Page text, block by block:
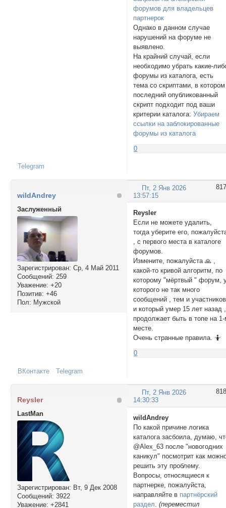
форумов для владельцев
партнерок
Однако в данном случае
нарушений на форуме не
выявлено.
На крайний случай, если
необходимо убрать какие-
форумы из каталога, есть
тема со скриптами, в котором
последний опубликованный
скрипт подходит под ваши
критерии каталога:Убираем
ссылки на заблокированные
форумы из каталога
0
Telegram
817
Пт, 2 Янв 2026
13:57:15
wildAndrey
Заслуженный
Зарегистрирован: Ср, 4 Май 2011
Сообщений: 259
Уважение: +20
Позитив: +46
Пол: Мужской
Reysler
Если не можете удалить,
тогда уберите его,
, с первого места в каталоге
форумов.
Измените, пожалуйста 🙏 ,
какой-то кривой алгоритм, по
которому "мёртвый " форум,
которого не так много
сообщений , тем и участников
и который умер 15 лет назад ,
продолжает быть в топе на
месте.
Очень странные правила. 🤷
0
ВКонтакте Telegram
818
Пт, 2 Янв 2026
14:30:33
Reysler
LastMan
Зарегистрирован: Вт, 9 Дек 2008
Сообщений: 3922
Уважение: +2841
wildAndrey
По какой причине логика
каталога засбоила, думаю,
@Alex_63 после "новогодних
каникул" посмотрит как
решить эту проблему.
Вопросы, относящиеся к
партнерке, пожалуйста,
направляйте в партнёрский
раздел .(переместил